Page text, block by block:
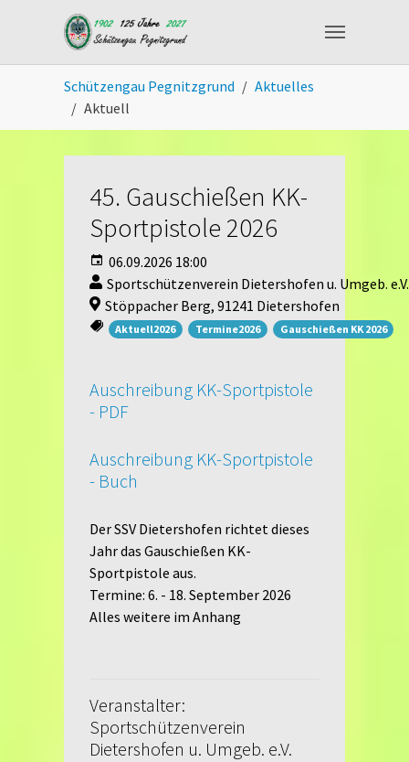
Skip to main content
Schützengau Pegnitzgrund
Aktuelles
Aktuell
45. Gauschießen KK-
Sportpistole 2026
06.09.2026 18:00
Sportschützenverein Dietershofen u. Umgeb. e.V.
Stöppacher Berg, 91241 Dietershofen
Aktuell2026 Termine2026 Gauschießen KK 2026
Auschreibung KK-Sportpistole
- PDF
Auschreibung KK-Sportpistole
- Buch
Der SSV Dietershofen richtet dieses
Jahr das Gauschießen KK-
Sportpistole aus.
Termine: 6. - 18. September 2026
Alles weitere im Anhang
Veranstalter:
Sportschützenverein
Dietershofen u. Umgeb. e.V.